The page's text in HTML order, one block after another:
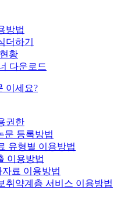
방법
더하기
황
다운로드
이세요?
권한
문 등록방법
유형별 이용방법
이용방법
료 이용방법
취약계층 서비스 이용방법